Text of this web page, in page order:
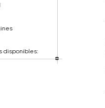
disponibles: